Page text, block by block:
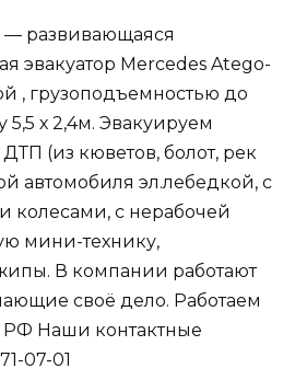
— развивающаяся
эвакуатор Mercedes Atego-
, грузоподъемностью до
5,5 х 2,4м. Эвакуируем
(из кюветов, болот, рек
автомобиля эл.лебедкой, с
колесами, с нерабочей
мини-технику,
В компании работают
своё дело. Работаем
РФ Наши контактные
07-01